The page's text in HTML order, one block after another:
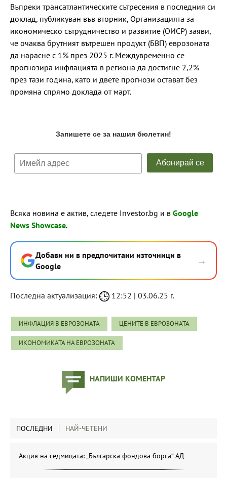
Въпреки трансатлантическите сътресения в последния си
доклад, публикуван във вторник, Организацията за
икономическо сътрудничество и развитие (ОИСР) заяви,
че очаква брутният вътрешен продукт (БВП) еврозоната
да нарасне с 1% през 2025 г. Междувременно се
прогнозира инфлацията в региона да достигне 2,2%
през тази година, като и двете прогнози остават без
промяна спрямо доклада от март.
Всяка новина е актив, следете Investor.bg и в Google
News Showcase.
Добави ни в предпочитани източници в
Google
→
Последна актуализация: 12:52 | 03.06.25 г.
ИНФЛАЦИЯ В ЕВРОЗОНАТА ЦЕНИТЕ В ЕВРОЗОНАТА
ИКОНОМИКАТА НА ЕВРОЗОНАТА
НАПИШИ КОМЕНТАР
ПОСЛЕДНИ НАЙ-ЧЕТЕНИ
Акция на седмицата: „Българска фондова борса“ АД